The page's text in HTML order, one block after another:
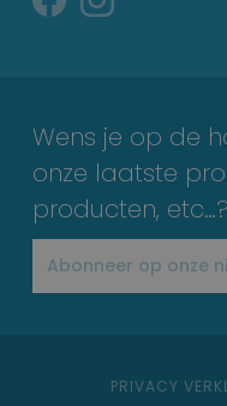
Wens je op de
onze laatste
producten, etc…?
PRIVACY